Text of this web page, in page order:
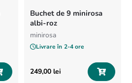
Buchet de 9 minirosa
albi-roz
minirosa
Livrare în 2-4 ore
249,00 lei